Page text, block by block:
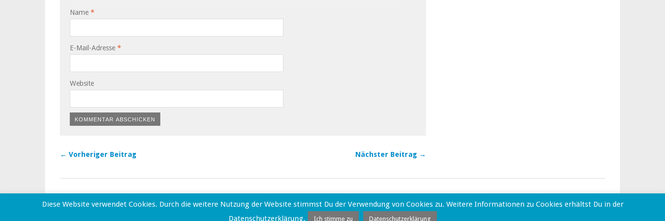
Name *
E-Mail-Adresse *
Website
← Vorheriger Beitrag Nächster Beitrag →
Oben
Diese Website verwendet Cookies. Durch die weitere Nutzung der Website stimmst Du der Verwendung von Cookies zu. Weitere Informationen zu Cookies erhältst Du in der
Datenschutzerklärung.
Ich stimme zu Datenschutzerklärung